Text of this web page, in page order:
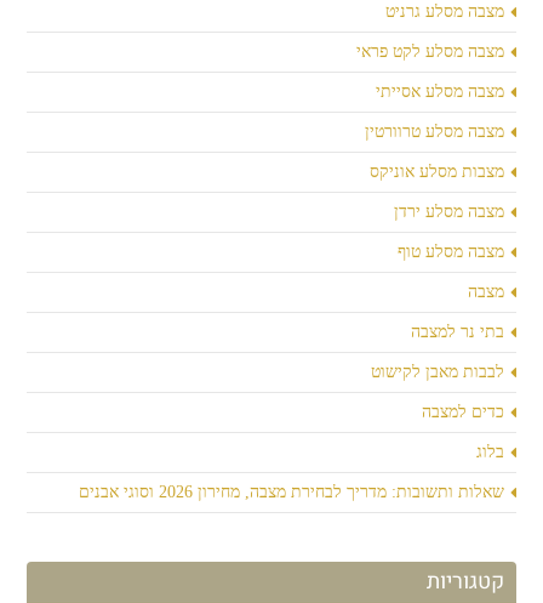
מצבה מסלע גרניט
מצבה מסלע לקט פראי
מצבה מסלע אסייתי
מצבה מסלע טרוורטין
מצבות מסלע אוניקס
מצבה מסלע ירדן
מצבה מסלע טוף
מצבה
בתי נר למצבה
לבבות מאבן לקישוט
כדים למצבה
בלוג
שאלות ותשובות: מדריך לבחירת מצבה, מחירון 2026 וסוגי אבנים
קטגוריות